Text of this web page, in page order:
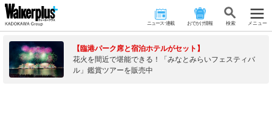
ニュース･連載 おでかけ情報 検 索 メニュー
【臨港パーク席と宿泊ホテルがセット】
花火を間近で堪能できる！「みなとみらいフェスティバ
ル」鑑賞ツアーを販売中